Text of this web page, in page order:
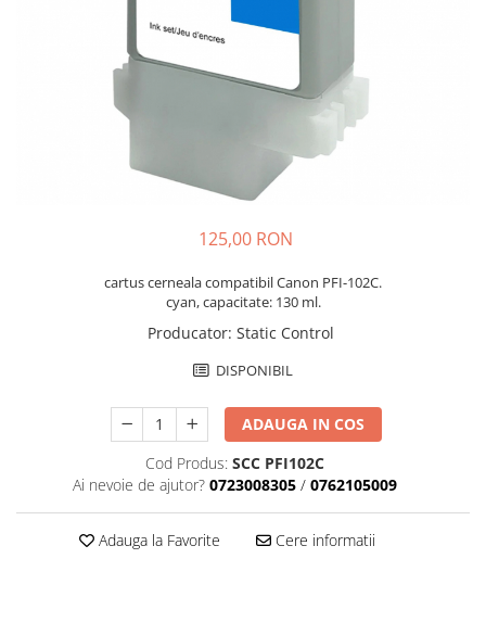
125,00 RON
cartus cerneala compatibil Canon PFI-102C.
cyan, capacitate: 130 ml.
Producator: Static Control
DISPONIBIL
ADAUGA IN COS
Cod Produs: SCC PFI102C
Ai nevoie de ajutor? 0723008305 / 0762105009
Adauga la Favorite Cere informatii